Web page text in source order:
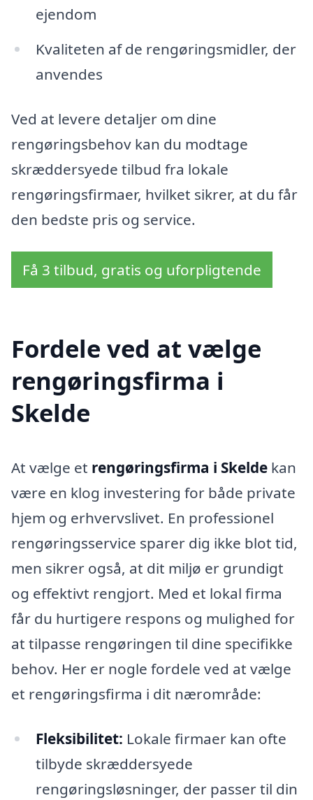
ejendom
Kvaliteten af de rengøringsmidler, der
anvendes
Ved at levere detaljer om dine
rengøringsbehov kan du modtage
skræddersyede tilbud fra lokale
rengøringsfirmaer, hvilket sikrer, at du får
den bedste pris og service.
Få 3 tilbud, gratis og uforpligtende
Fordele ved at vælge
rengøringsfirma i
Skelde
At vælge et rengøringsfirma i Skelde kan
være en klog investering for både private
hjem og erhvervslivet. En professionel
rengøringsservice sparer dig ikke blot tid,
men sikrer også, at dit miljø er grundigt
og effektivt rengjort. Med et lokal firma
får du hurtigere respons og mulighed for
at tilpasse rengøringen til dine specifikke
behov. Her er nogle fordele ved at vælge
et rengøringsfirma i dit nærområde:
Fleksibilitet: Lokale firmaer kan ofte
tilbyde skræddersyede
rengøringsløsninger, der passer til din